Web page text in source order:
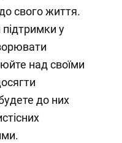
свого життя.
у
над своїми
до них